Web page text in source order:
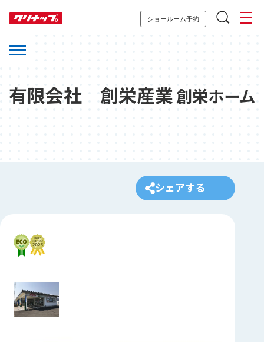
ショールーム予約
有限会社 創栄産業創栄ホーム
シェアする